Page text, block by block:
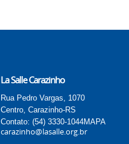
La Salle Carazinho
Rua Pedro Vargas, 1070
Centro, Carazinho-RS
Contato: (54) 3330-1044MAPA
carazinho@lasalle.org.br